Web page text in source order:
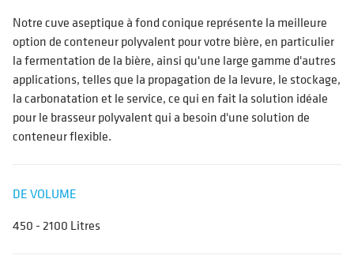
Notre cuve aseptique à fond conique représente la meilleure
option de conteneur polyvalent pour votre bière, en particulier
la fermentation de la bière, ainsi qu'une large gamme d'autres
applications, telles que la propagation de la levure, le stockage,
la carbonatation et le service, ce qui en fait la solution idéale
pour le brasseur polyvalent qui a besoin d'une solution de
conteneur flexible.
DE VOLUME
450 - 2100 Litres